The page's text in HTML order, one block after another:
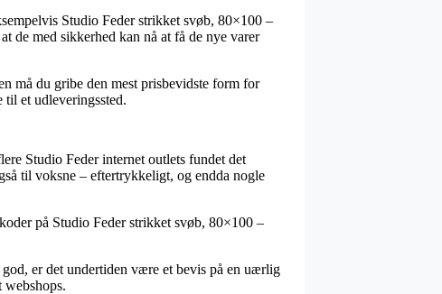
Studio Feder strikket svøb, 80×100 –
de med sikkerhed kan nå at få de nye varer
må du gribe den mest prisbevidste form for
til et udleveringssted.
Studio Feder internet outlets fundet det
til voksne – eftertrykkeligt, og endda nogle
på Studio Feder strikket svøb, 80×100 –
er det undertiden være et bevis på en uærlig